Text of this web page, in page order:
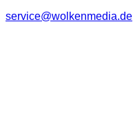
service@wolkenmedia.de